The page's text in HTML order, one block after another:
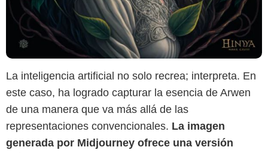
La inteligencia artificial no solo recrea; interpreta. En
este caso, ha logrado capturar la esencia de Arwen
de una manera que va más allá de las
representaciones convencionales. La imagen
generada por Midjourney ofrece una versión